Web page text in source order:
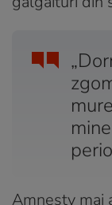
Amnesty mai